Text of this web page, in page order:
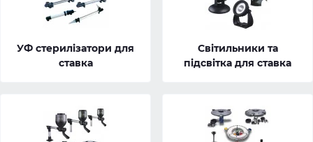
УФ стерилізатори для
ставка
Світильники та
підсвітка для ставка